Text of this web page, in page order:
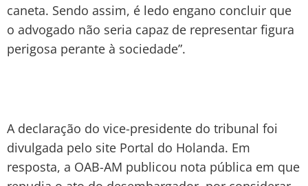
caneta. Sendo assim, é ledo engano concluir que
o advogado não seria capaz de representar figura
perigosa perante à sociedade”.
A declaração do vice-presidente do tribunal foi
divulgada pelo site Portal do Holanda. Em
resposta, a OAB-AM publicou nota pública em que